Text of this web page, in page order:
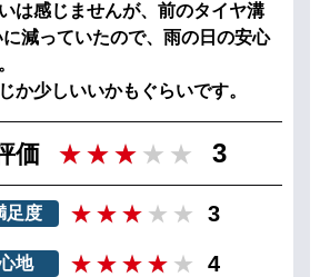
は感じませんが、前のタイヤ溝
減っていたので、雨の日の安心
か少しいいかもぐらいです。
価 3
足度 3
地 4